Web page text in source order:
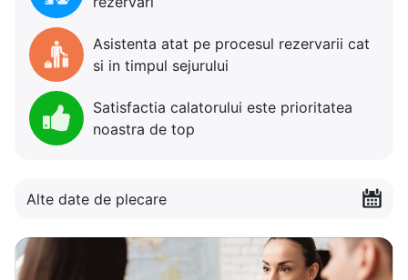
Asistenta atat pe procesul rezervarii cat
si in timpul sejurului
Satisfactia calatorului este prioritatea
noastra de top
Alte date de plecare